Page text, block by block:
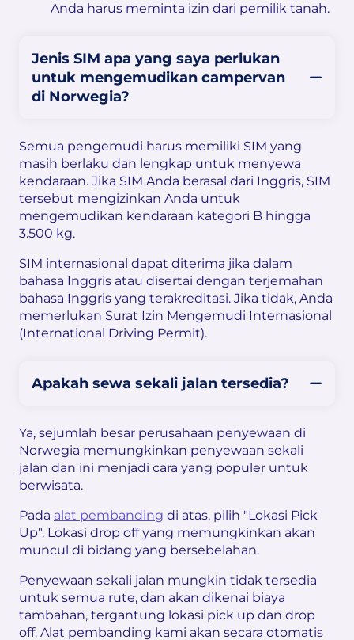
Anda harus meminta izin dari pemilik tanah.
Jenis SIM apa yang saya perlukan
untuk mengemudikan campervan
di Norwegia?
Semua pengemudi harus memiliki SIM yang
masih berlaku dan lengkap untuk menyewa
kendaraan. Jika SIM Anda berasal dari Inggris, SIM
tersebut mengizinkan Anda untuk
mengemudikan kendaraan kategori B hingga
3.500 kg.
SIM internasional dapat diterima jika dalam
bahasa Inggris atau disertai dengan terjemahan
bahasa Inggris yang terakreditasi. Jika tidak, Anda
memerlukan Surat Izin Mengemudi Internasional
(International Driving Permit).
Apakah sewa sekali jalan tersedia?
Ya, sejumlah besar perusahaan penyewaan di
Norwegia memungkinkan penyewaan sekali
jalan dan ini menjadi cara yang populer untuk
berwisata.
Pada alat pembanding di atas, pilih "Lokasi Pick
Up". Lokasi drop off yang memungkinkan akan
muncul di bidang yang bersebelahan.
Penyewaan sekali jalan mungkin tidak tersedia
untuk semua rute, dan akan dikenai biaya
tambahan, tergantung lokasi pick up dan drop
off. Alat pembanding kami akan secara otomatis